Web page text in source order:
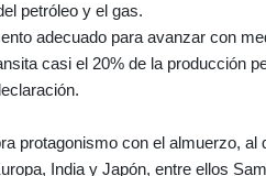
petróleo y el gas.
adecuado para avanzar con
casi el 20% de la producción
protagonismo con el almuerzo, al
India y Japón, entre ellos